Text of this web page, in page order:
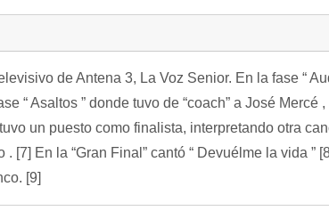
de Antena 3, La Voz Senior. En la fase “
“ Asaltos ” donde tuvo de “coach” a José
un puesto como finalista, interpretando otra
[7] En la “Gran Final” cantó “ Devuélme la vida
[9]